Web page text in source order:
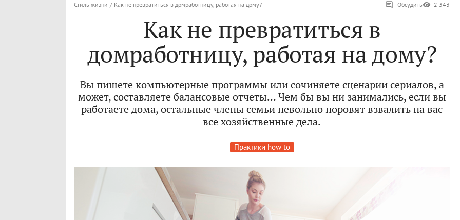
Стиль жизни / Как не превратиться в домработницу, работая на дому? Обсудить 2 343
Как не превратиться в
домработницу, работая на дому?
Вы пишете компьютерные программы или сочиняете сценарии сериалов, а
может, составляете балансовые отчеты… Чем бы вы ни занимались, если вы
работаете дома, остальные члены семьи невольно норовят взвалить на вас
все хозяйственные дела.
Практики how to